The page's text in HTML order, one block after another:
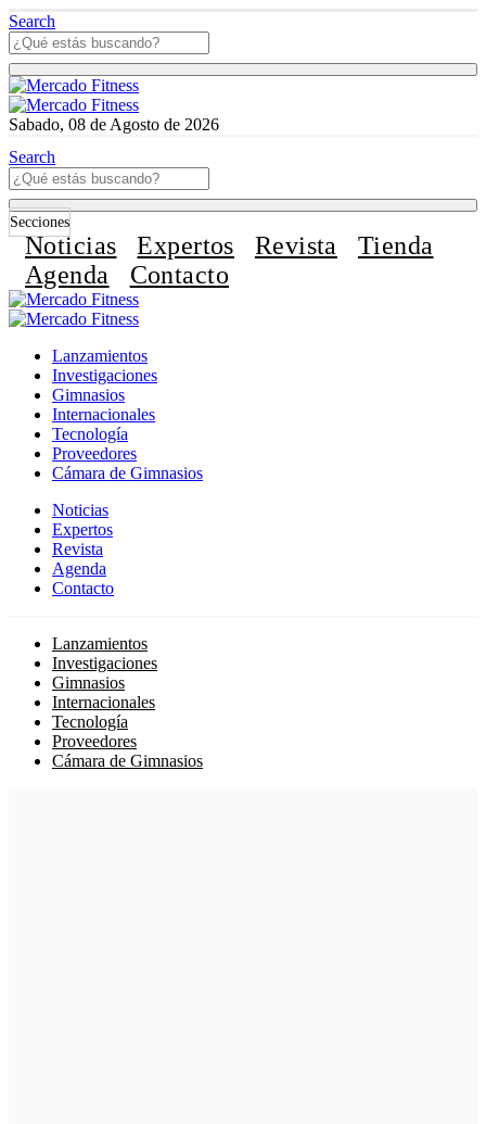
Search
Sabado, 08 de Agosto de 2026
Search
Secciones
Noticias Expertos Revista
Tienda
Agenda
Contacto
Lanzamientos
Investigaciones
Gimnasios
Internacionales
Tecnología
Proveedores
Cámara de Gimnasios
Noticias
Expertos
Revista
Agenda
Contacto
Lanzamientos
Investigaciones
Gimnasios
Internacionales
Tecnología
Proveedores
Cámara de Gimnasios